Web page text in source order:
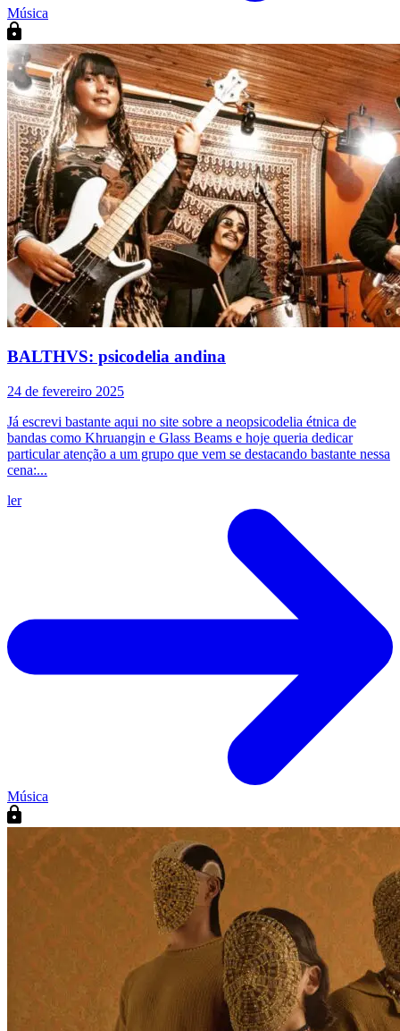
Música
BALTHVS: psicodelia andina
24 de fevereiro 2025
Já escrevi bastante aqui no site sobre a neopsicodelia étnica de
bandas como Khruangin e Glass Beams e hoje queria dedicar
particular atenção a um grupo que vem se destacando bastante nessa
cena:...
ler
Música